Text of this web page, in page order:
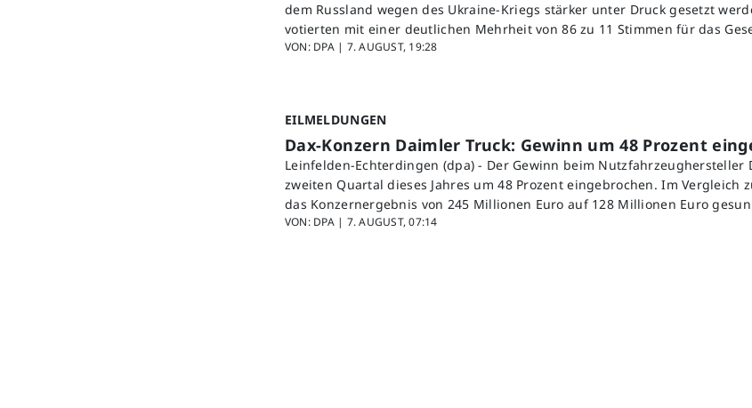
dem Russland wegen des Ukraine-Kriegs stärker unter Druck gesetzt
votierten mit einer deutlichen Mehrheit von 86 zu 11 Stimmen für das
VON: DPA | 7. AUGUST, 19:28
EILMELDUNGEN
Dax-Konzern Daimler Truck: Gewinn um 48 Prozent
Leinfelden-Echterdingen (dpa) - Der Gewinn beim Nutzfahrzeughersteller
zweiten Quartal dieses Jahres um 48 Prozent eingebrochen. Im Vergleich
das Konzernergebnis von 245 Millionen Euro auf 128 Millionen Euro
VON: DPA | 7. AUGUST, 07:14